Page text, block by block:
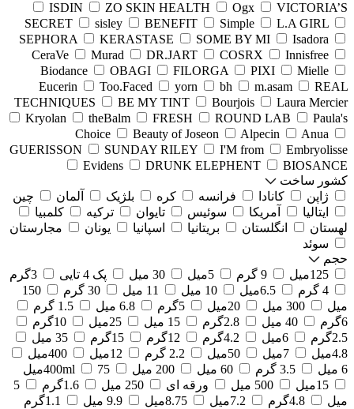
ISDIN
ZO SKIN HEALTH Ogx
VICTORIA’S
SECRET
sisley BENEFIT Simple
L.A GIRL
SEPHORA
KERASTASE SOME BY MI
Isadora
CeraVe
Murad DR.JART COSRX
Innisfree
Biodance
OBAGI FILORGA PIXI
Mielle
Eucerin
Too.Faced yorn bh m.asam
REAL
TECHNIQUES
BE MY TINT Bourjois
Laura Mercier
Kryolan
theBalm FRESH ROUND LAB
Paula's
Choice
Beauty of Joseon Alpecin
Anua
GUERISSON
SUNDAY RILEY I'M from
Embryolisse
Evidens
DRUNK ELEPHENT
BIOSANCE
کشور ساخت
ژاپن
کانادا فرانسه کره بلژیک آلمان
چین
ایتالیا
آمریکا سوئیس تایوان ترکیه
کلمبیا
لهستان
انگلستان بریتانیا اسپانیا یونان
مجارستان
سوئد
حجم
125میل
9 گرم 5میل 30 میل پک 4 تایی
3گرم
4 گرم
6.5میل 10 میل 11 میل 30 گرم
150
میل
300 میل 20میل 5گرم 6.8 میل
1.5 گرم
6گرم
40 میل 2.8گرم 15 میل 25میل
10گرم
2.5گرم
6میل 4.2گرم 12گرم 15گرم
35 میل
4.8میل
7میل 50میل 2.2 گرم 12میل
400میل
6 میل
3.5 گرم 60 میل 200 میل 400ml
75میل
15میل
500 میل ورقه ای 250 میل 1.6گرم
5
میل
4.8گرم 7.2میل 8.75میل 9.9 میل
1.1گرم